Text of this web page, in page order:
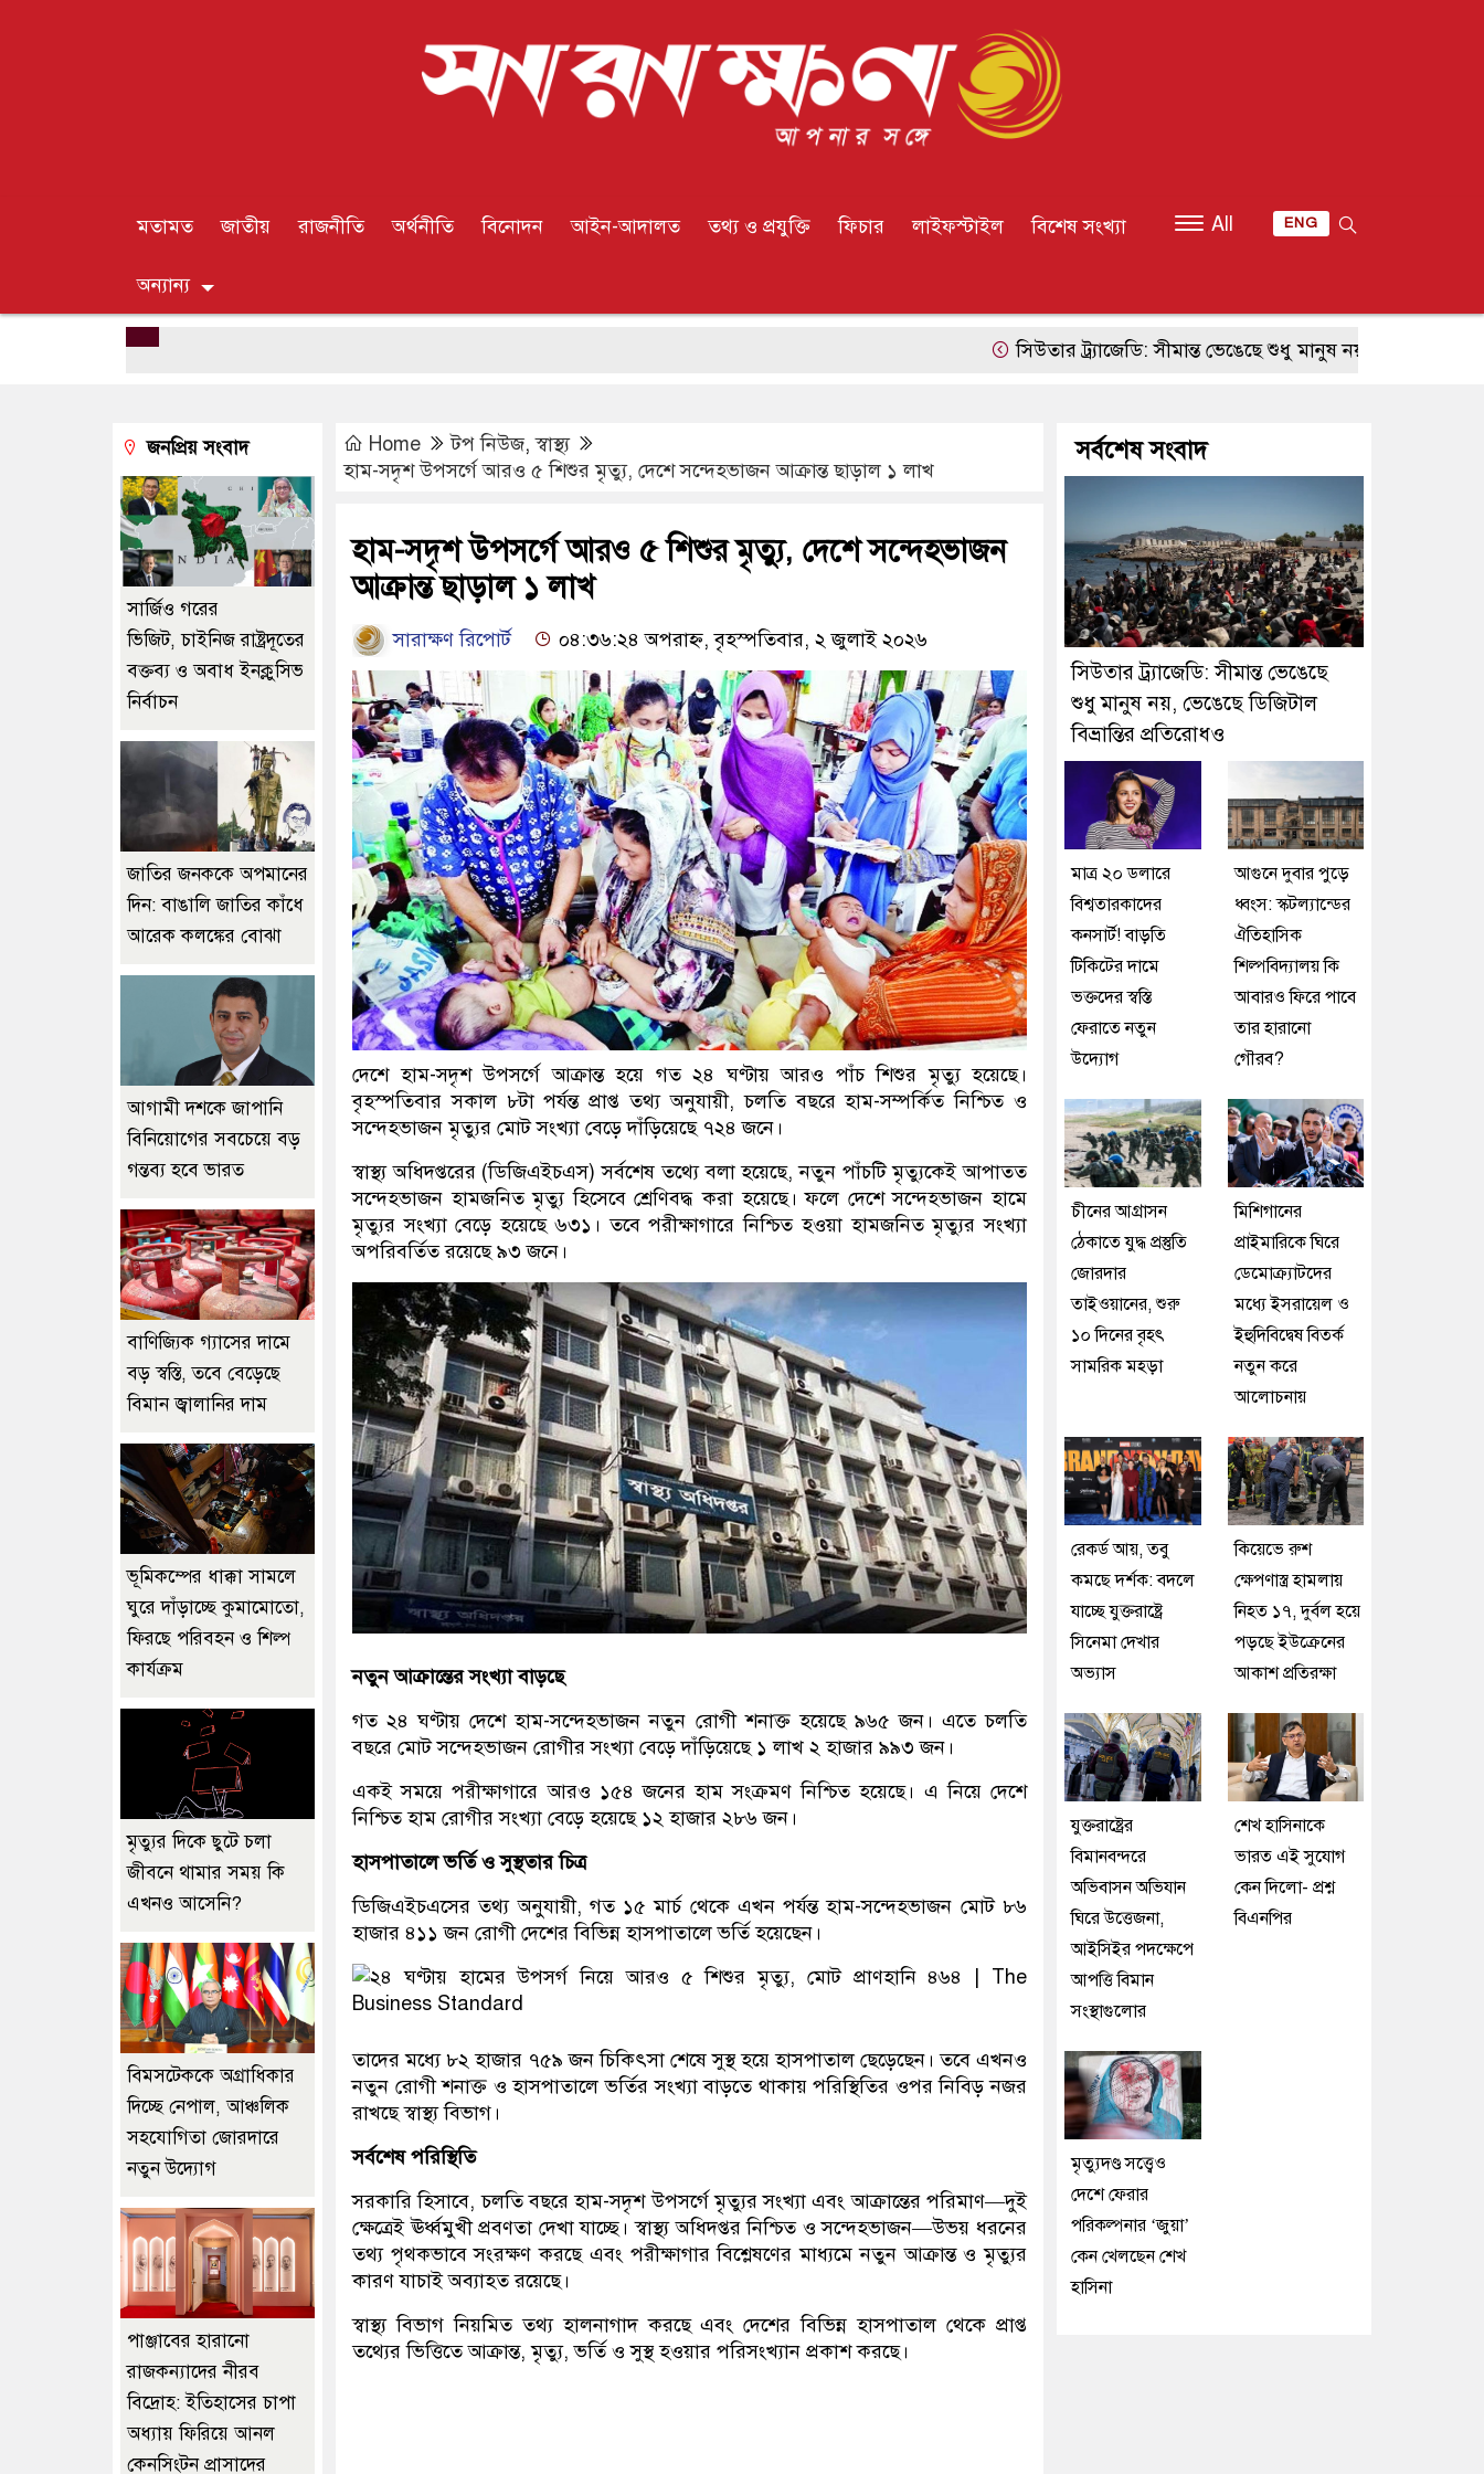
মতামত জাতীয় রাজনীতি অর্থনীতি বিনোদন আইন-আদালত তথ্য ও প্রযুক্তি ফিচার লাইফস্টাইল বিশেষ সংখ্যা
অন্যান্য
All ENG
সিউতার ট্র্যাজেডি: সীমান্ত ভেঙেছে শুধু মানুষ নয়, ভেঙেছে ডিজিটাল
Home টপ নিউজ,স্বাস্থ্য
হাম-সদৃশ উপসর্গে আরও ৫ শিশুর মৃত্যু, দেশে সন্দেহভাজন আক্রান্ত ছাড়াল ১ লাখ
হাম-সদৃশ উপসর্গে আরও ৫ শিশুর মৃত্যু, দেশে সন্দেহভাজন
আক্রান্ত ছাড়াল ১ লাখ
সারাক্ষণ রিপোর্ট ০৪:৩৬:২৪ অপরাহ্ন, বৃহস্পতিবার, ২ জুলাই ২০২৬
দেশে হাম-সদৃশ উপসর্গে আক্রান্ত হয়ে গত ২৪ ঘণ্টায় আরও পাঁচ শিশুর মৃত্যু হয়েছে।
বৃহস্পতিবার সকাল ৮টা পর্যন্ত প্রাপ্ত তথ্য অনুযায়ী, চলতি বছরে হাম-সম্পর্কিত নিশ্চিত ও
সন্দেহভাজন মৃত্যুর মোট সংখ্যা বেড়ে দাঁড়িয়েছে ৭২৪ জনে।
স্বাস্থ্য অধিদপ্তরের (ডিজিএইচএস) সর্বশেষ তথ্যে বলা হয়েছে, নতুন পাঁচটি মৃত্যুকেই আপাতত
সন্দেহভাজন হামজনিত মৃত্যু হিসেবে শ্রেণিবদ্ধ করা হয়েছে। ফলে দেশে সন্দেহভাজন হামে
মৃত্যুর সংখ্যা বেড়ে হয়েছে ৬৩১। তবে পরীক্ষাগারে নিশ্চিত হওয়া হামজনিত মৃত্যুর সংখ্যা
অপরিবর্তিত রয়েছে ৯৩ জনে।
নতুন আক্রান্তের সংখ্যা বাড়ছে
গত ২৪ ঘণ্টায় দেশে হাম-সন্দেহভাজন নতুন রোগী শনাক্ত হয়েছে ৯৬৫ জন। এতে চলতি
বছরে মোট সন্দেহভাজন রোগীর সংখ্যা বেড়ে দাঁড়িয়েছে ১ লাখ ২ হাজার ৯৯৩ জন।
একই সময়ে পরীক্ষাগারে আরও ১৫৪ জনের হাম সংক্রমণ নিশ্চিত হয়েছে। এ নিয়ে দেশে
নিশ্চিত হাম রোগীর সংখ্যা বেড়ে হয়েছে ১২ হাজার ২৮৬ জন।
হাসপাতালে ভর্তি ও সুস্থতার চিত্র
ডিজিএইচএসের তথ্য অনুযায়ী, গত ১৫ মার্চ থেকে এখন পর্যন্ত হাম-সন্দেহভাজন মোট ৮৬
হাজার ৪১১ জন রোগী দেশের বিভিন্ন হাসপাতালে ভর্তি হয়েছেন।
তাদের মধ্যে ৮২ হাজার ৭৫৯ জন চিকিৎসা শেষে সুস্থ হয়ে হাসপাতাল ছেড়েছেন। তবে এখনও
নতুন রোগী শনাক্ত ও হাসপাতালে ভর্তির সংখ্যা বাড়তে থাকায় পরিস্থিতির ওপর নিবিড় নজর
রাখছে স্বাস্থ্য বিভাগ।
সর্বশেষ পরিস্থিতি
সরকারি হিসাবে, চলতি বছরে হাম-সদৃশ উপসর্গে মৃত্যুর সংখ্যা এবং আক্রান্তের পরিমাণ—দুই
ক্ষেত্রেই ঊর্ধ্বমুখী প্রবণতা দেখা যাচ্ছে। স্বাস্থ্য অধিদপ্তর নিশ্চিত ও সন্দেহভাজন—উভয় ধরনের
তথ্য পৃথকভাবে সংরক্ষণ করছে এবং পরীক্ষাগার বিশ্লেষণের মাধ্যমে নতুন আক্রান্ত ও মৃত্যুর
কারণ যাচাই অব্যাহত রয়েছে।
স্বাস্থ্য বিভাগ নিয়মিত তথ্য হালনাগাদ করছে এবং দেশের বিভিন্ন হাসপাতাল থেকে প্রাপ্ত
তথ্যের ভিত্তিতে আক্রান্ত, মৃত্যু, ভর্তি ও সুস্থ হওয়ার পরিসংখ্যান প্রকাশ করছে।
জনপ্রিয় সংবাদ
সার্জিও গরের
ভিজিট, চাইনিজ রাষ্ট্রদূতের
বক্তব্য ও অবাধ ইনক্লুসিভ
নির্বাচন
জাতির জনককে অপমানের
দিন: বাঙালি জাতির কাঁধে
আরেক কলঙ্কের বোঝা
আগামী দশকে জাপানি
বিনিয়োগের সবচেয়ে বড়
গন্তব্য হবে ভারত
বাণিজ্যিক গ্যাসের দামে
বড় স্বস্তি, তবে বেড়েছে
বিমান জ্বালানির দাম
ভূমিকম্পের ধাক্কা সামলে
ঘুরে দাঁড়াচ্ছে কুমামোতো,
ফিরছে পরিবহন ও শিল্প
কার্যক্রম
মৃত্যুর দিকে ছুটে চলা
জীবনে থামার সময় কি
এখনও আসেনি?
বিমসটেককে অগ্রাধিকার
দিচ্ছে নেপাল, আঞ্চলিক
সহযোগিতা জোরদারে
নতুন উদ্যোগ
পাঞ্জাবের হারানো
রাজকন্যাদের নীরব
বিদ্রোহ: ইতিহাসের চাপা
অধ্যায় ফিরিয়ে আনল
কেনসিংটন প্রাসাদের
সর্বশেষ সংবাদ
সিউতার ট্র্যাজেডি: সীমান্ত ভেঙেছে
শুধু মানুষ নয়, ভেঙেছে ডিজিটাল
বিভ্রান্তির প্রতিরোধও
মাত্র ২০ ডলারে
বিশ্বতারকাদের
কনসার্ট! বাড়তি
টিকিটের দামে
ভক্তদের স্বস্তি
ফেরাতে নতুন
উদ্যোগ
আগুনে দুবার পুড়ে
ধ্বংস: স্কটল্যান্ডের
ঐতিহাসিক
শিল্পবিদ্যালয় কি
আবারও ফিরে পাবে
তার হারানো
গৌরব?
চীনের আগ্রাসন
ঠেকাতে যুদ্ধ প্রস্তুতি
জোরদার
তাইওয়ানের, শুরু
১০ দিনের বৃহৎ
সামরিক মহড়া
মিশিগানের
প্রাইমারিকে ঘিরে
ডেমোক্র্যাটদের
মধ্যে ইসরায়েল ও
ইহুদিবিদ্বেষ বিতর্ক
নতুন করে
আলোচনায়
রেকর্ড আয়, তবু
কমছে দর্শক: বদলে
যাচ্ছে যুক্তরাষ্ট্রে
সিনেমা দেখার
অভ্যাস
কিয়েভে রুশ
ক্ষেপণাস্ত্র হামলায়
নিহত ১৭, দুর্বল হয়ে
পড়ছে ইউক্রেনের
আকাশ প্রতিরক্ষা
যুক্তরাষ্ট্রের
বিমানবন্দরে
অভিবাসন অভিযান
ঘিরে উত্তেজনা,
আইসিইর পদক্ষেপে
আপত্তি বিমান
সংস্থাগুলোর
শেখ হাসিনাকে
ভারত এই সুযোগ
কেন দিলো- প্রশ্ন
বিএনপির
মৃত্যুদণ্ড সত্ত্বেও
দেশে ফেরার
পরিকল্পনার ‘জুয়া’
কেন খেলছেন শেখ
হাসিনা